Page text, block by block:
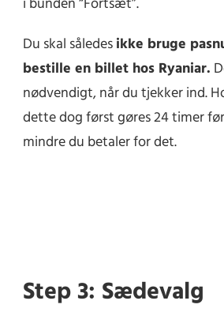
i bunden “Fortsæt”.
Du skal såledesikke bruge
bestille en billet hos Ryaniar.
nødvendigt, når du tjekker ind.
dette dog først gøres 24 timer
mindre du betaler for det.
Step 3: Sædevalg